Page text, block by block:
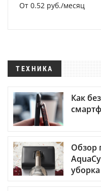
От 0.52 руб./месяц
ТЕХНИКА
Как
Обзор